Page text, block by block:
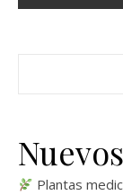
Plantas